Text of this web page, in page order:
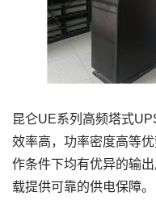
昆仑UE系列高频塔式
效率高，功率密度高等
作条件下均有优异的输
载提供可靠的供电保障。